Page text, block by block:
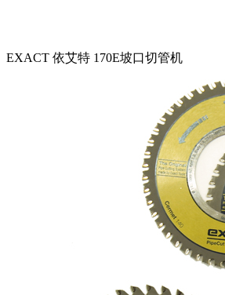
EXACT 依艾特 170E坡口切管机